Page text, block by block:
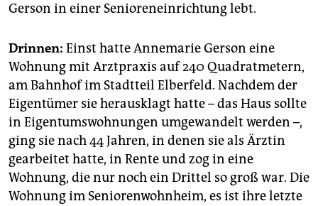
Gerson in einer Senioreneinrichtung lebt.
Drinnen: Einst hatte Annemarie Gerson eine
Wohnung mit Arztpraxis auf 240 Quadratmetern,
am Bahnhof im Stadtteil Elberfeld. Nachdem der
Eigentümer sie herausklagt hatte – das Haus sollte
in Eigentumswohnungen umgewandelt werden –,
ging sie nach 44 Jahren, in denen sie als Ärztin
gearbeitet hatte, in Rente und zog in eine
Wohnung, die nur noch ein Drittel so groß war. Die
Wohnung im Seniorenwohnheim, es ist ihre letzte